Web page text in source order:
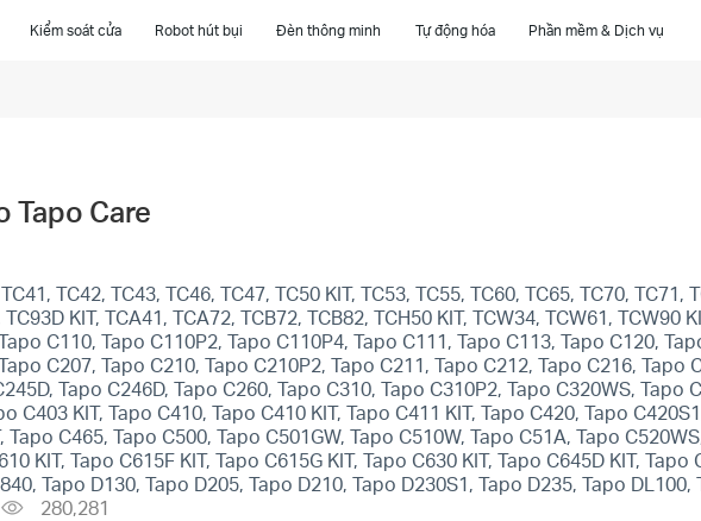
Kiểm soát cửa Robot hút bụi Đèn thông minh Tự động hóa Phần mềm & Dịch vụ
Tapo Care
TC42, TC43, TC46, TC47, TC50 KIT, TC53, TC55, TC60, TC65, TC70, TC71,
TC93D KIT, TCA41, TCA72, TCB72, TCB82, TCH50 KIT, TCW34, TCW61,
C110, Tapo C110P2, Tapo C110P4, Tapo C111, Tapo C113, Tapo C120,
C207, Tapo C210, Tapo C210P2, Tapo C211, Tapo C212, Tapo C216, Tapo
Tapo C246D, Tapo C260, Tapo C310, Tapo C310P2, Tapo C320WS, Tapo
C403 KIT, Tapo C410, Tapo C410 KIT, Tapo C411 KIT, Tapo C420, Tapo
Tapo C465, Tapo C500, Tapo C501GW, Tapo C510W, Tapo C51A, Tapo
KIT, Tapo C615F KIT, Tapo C615G KIT, Tapo C630 KIT, Tapo C645D KIT,
Tapo D130, Tapo D205, Tapo D210, Tapo D230S1, Tapo D235, Tapo
280,281